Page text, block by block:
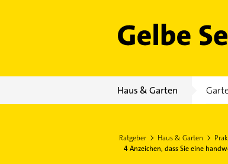
Gelbe
Haus & Garten
Ratgeber Haus & Garten
4 Anzeichen, dass Sie eine